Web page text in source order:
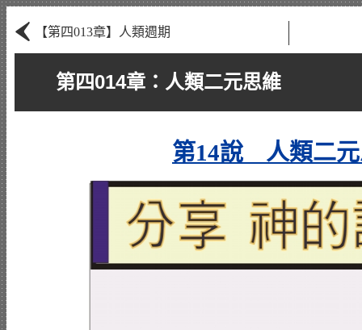
‹ 【第四013章】人類週期
第四014章：人類二元思維
第14說 人類二